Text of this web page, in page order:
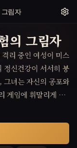
림자
의 그림자
리 중인 여성이 미스
정신건강이 서서히 붕
그녀는 자신의 공포와
게임에 휘말리게 된